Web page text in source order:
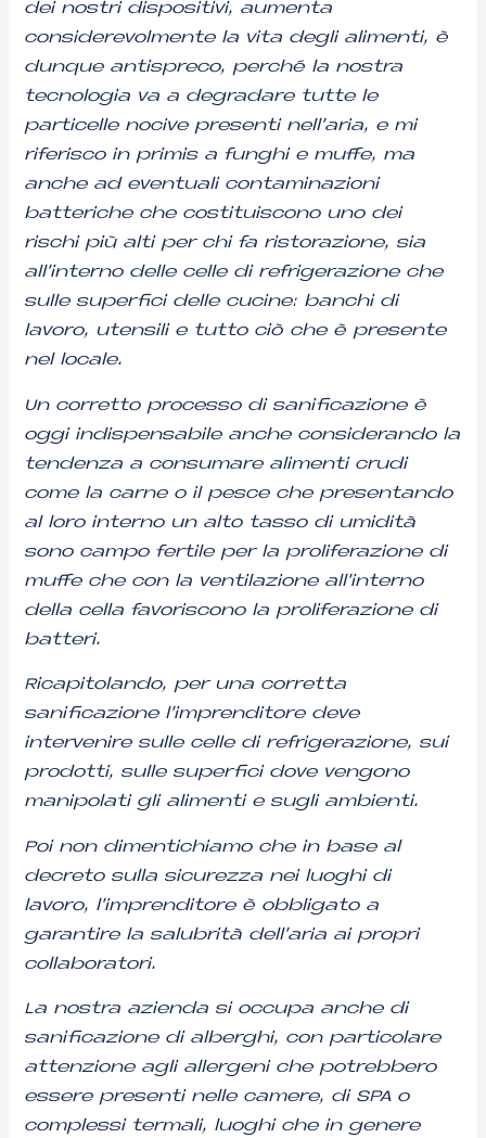
dei nostri dispositivi, aumenta
considerevolmente la vita degli alimenti, è
dunque antispreco, perché la nostra
tecnologia va a degradare tutte le
particelle nocive presenti nell’aria, e mi
riferisco in primis a funghi e muffe, ma
anche ad eventuali contaminazioni
batteriche che costituiscono uno dei
rischi più alti per chi fa ristorazione, sia
all’interno delle celle di refrigerazione che
sulle superfici delle cucine: banchi di
lavoro, utensili e tutto ciò che è presente
nel locale.
Un corretto processo di sanificazione è
oggi indispensabile anche considerando la
tendenza a consumare alimenti crudi
come la carne o il pesce che presentando
al loro interno un alto tasso di umidità
sono campo fertile per la proliferazione di
muffe che con la ventilazione all’interno
della cella favoriscono la proliferazione di
batteri.
Ricapitolando, per una corretta
sanificazione l’imprenditore deve
intervenire sulle celle di refrigerazione, sui
prodotti, sulle superfici dove vengono
manipolati gli alimenti e sugli ambienti.
Poi non dimentichiamo che in base al
decreto sulla sicurezza nei luoghi di
lavoro, l’imprenditore è obbligato a
garantire la salubrità dell’aria ai propri
collaboratori.
La nostra azienda si occupa anche di
sanificazione di alberghi, con particolare
attenzione agli allergeni che potrebbero
essere presenti nelle camere, di SPA o
complessi termali, luoghi che in genere